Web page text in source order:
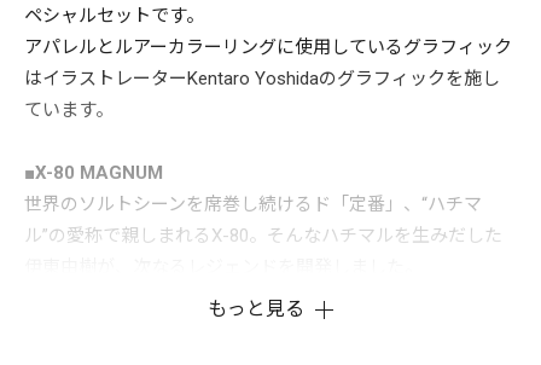
ペシャルセットです。
アパレルとルアーカラーリングに使用しているグラフィック
はイラストレーターKentaro Yoshidaのグラフィックを施し
ています。
■X-80 MAGNUM
世界のソルトシーンを席巻し続けるド「定番」、“ハチマ
ル”の愛称で親しまれるX-80。そんなハチマルを生みだした
X-80MAGNUMは、特有のシャイナーボディフォームはそのま
もっと見る